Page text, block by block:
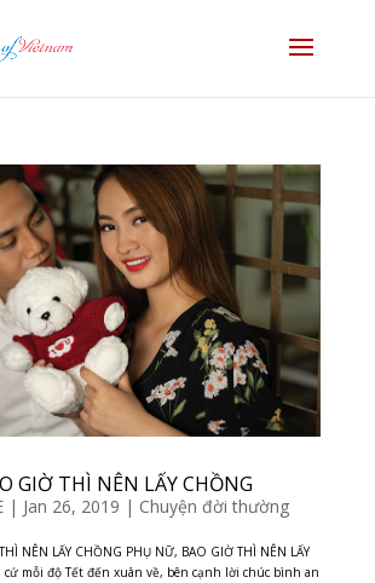
GIỜ THÌ NÊN LẤY CHỒNG
| Jan 26, 2019 | Chuyện đời thường
NÊN LẤY CHỒNG PHỤ NỮ, BAO GIỜ THÌ NÊN LẤY
mỗi độ Tết đến xuân về, bên cạnh lời chúc bình an